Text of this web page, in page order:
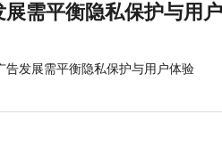
需平衡隐私保护与用户
告发展需平衡隐私保护与用户体验